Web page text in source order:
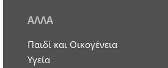
ΑΛΛΑ
Παιδί και Οικογένεια
Υγεία